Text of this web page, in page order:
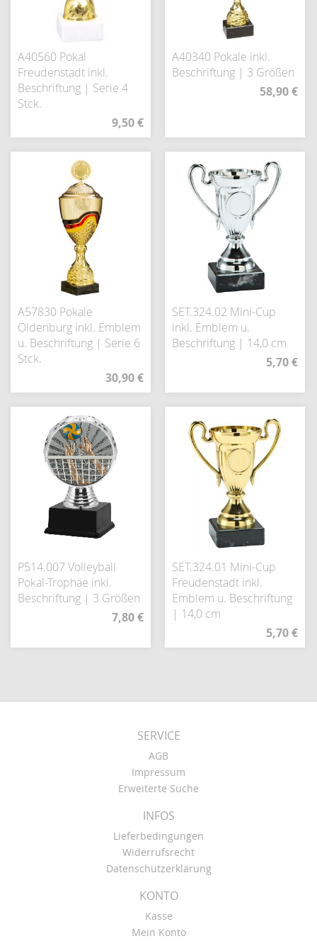
A40560 Pokal
Freudenstadt inkl.
Beschriftung | Serie 4
Stck.
9,50 €
A40340 Pokale inkl.
Beschriftung | 3 Größen
58,90 €
A57830 Pokale
Oldenburg inkl. Emblem
u. Beschriftung | Serie 6
Stck.
30,90 €
SET.324.02 Mini-Cup
inkl. Emblem u.
Beschriftung | 14,0 cm
5,70 €
P514.007 Volleyball
Pokal-Trophäe inkl.
Beschriftung | 3 Größen
7,80 €
SET.324.01 Mini-Cup
Freudenstadt inkl.
Emblem u. Beschriftung
| 14,0 cm
5,70 €
SERVICE
AGB
Impressum
Erweiterte Suche
INFOS
Lieferbedingungen
Widerrufsrecht
Datenschutzerklärung
KONTO
Kasse
Mein Konto